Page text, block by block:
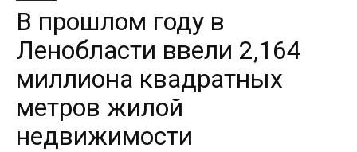
В прошлом году в
Ленобласти ввели 2,164
миллиона квадратных
метров жилой
недвижимости